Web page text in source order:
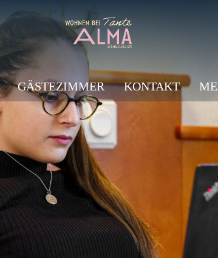
GÄSTEZIMMER KONTAKT